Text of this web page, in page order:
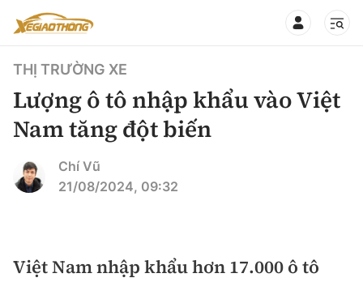
360° xe
Hạ tầng phương tiện
Xe du lịch
THỊ TRƯỜNG XE
Lượng ô tô nhập khẩu vào Việt
Nam tăng đột biến
Chí Vũ
21/08/2024, 09:32
Việt Nam nhập khẩu hơn 17.000 ô tô